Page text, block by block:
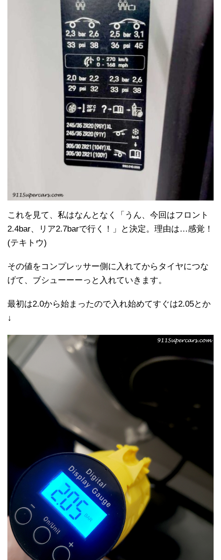
これを見て、私はなんとなく「うん、今回はフロント
2.4bar、リア2.7barで行く！」と決定。理由は…感覚！
(テキトウ)
その値をコンプレッサー側に入れてからタイヤにつな
げて、ブシューーーっと入れていきます。
最初は2.0から始まったので入れ始めてすぐは2.05とか
↓